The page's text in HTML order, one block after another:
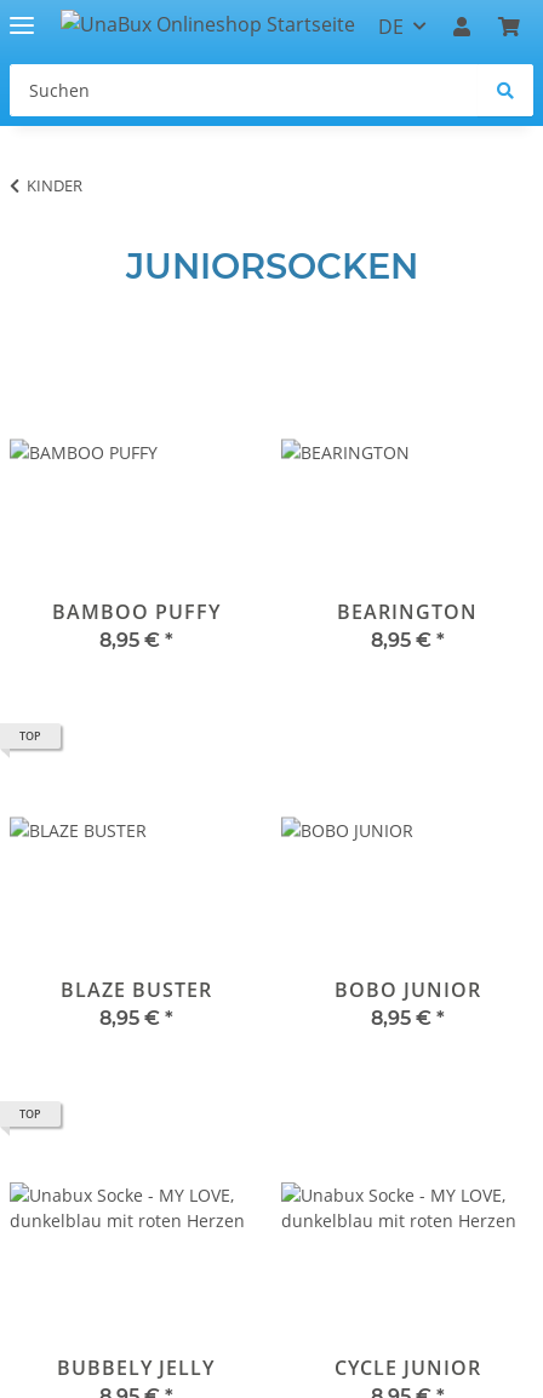
DE
KINDER
JUNIORSOCKEN
BAMBOO PUFFY
8,95 € *
BEARINGTON
8,95 € *
TOP
BLAZE BUSTER
8,95 € *
BOBO JUNIOR
8,95 € *
TOP
BUBBELY JELLY CYCLE JUNIOR